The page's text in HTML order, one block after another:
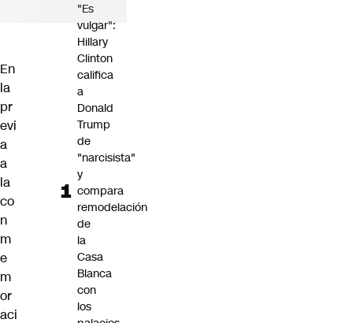
En
la
pr
evi
a
a
la
co
n
m
e
m
or
aci
"Es
vulgar":
Hillary
Clinton
califica
a
Donald
Trump
de
"narcisista"
y
compara
remodelación
de
la
Casa
Blanca
con
los